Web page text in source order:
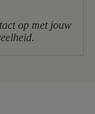
op met jouw